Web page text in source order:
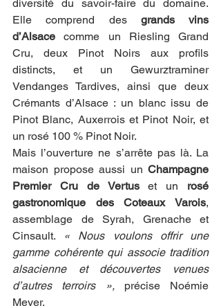
diversité du savoir-faire du domaine.
Elle comprend des grands vins
d’Alsace comme un Riesling Grand
Cru, deux Pinot Noirs aux profils
distincts, et un Gewurztraminer
Vendanges Tardives, ainsi que deux
Crémants d’Alsace : un blanc issu de
Pinot Blanc, Auxerrois et Pinot Noir, et
un rosé 100 % Pinot Noir.
Mais l’ouverture ne s’arrête pas là. La
maison propose aussi un Champagne
Premier Cru de Vertus et un rosé
gastronomique des Coteaux Varois,
assemblage de Syrah, Grenache et
Cinsault. « Nous voulons offrir une
gamme cohérente qui associe tradition
alsacienne et découvertes venues
d’autres terroirs », précise Noémie
Meyer.